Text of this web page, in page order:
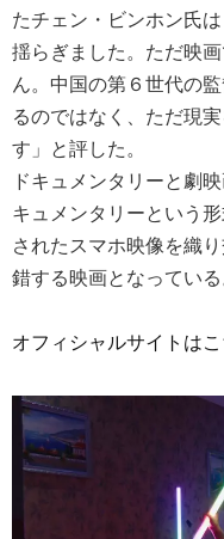
たチェン・ビンホン氏
揺らぎました。ただ映
ん。中国の第６世代の
るのではなく、ただ現
す」と評した。
ドキュメンタリーと劇
キュメンタリーという
されたスマホ映像を織
錯する映画となっている
オフィシャルサイトは